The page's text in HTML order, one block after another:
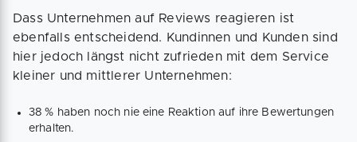
Dass Unternehmen auf Reviews reagieren ist
ebenfalls entscheidend. Kundinnen und Kunden sind
hier jedoch längst nicht zufrieden mit dem Service
kleiner und mittlerer Unternehmen:
38 % haben noch nie eine Reaktion auf ihre Bewertungen
erhalten.